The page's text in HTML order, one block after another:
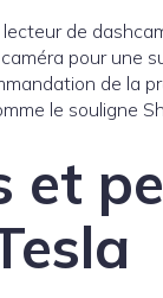
de
pour une
de la
le souligne
et